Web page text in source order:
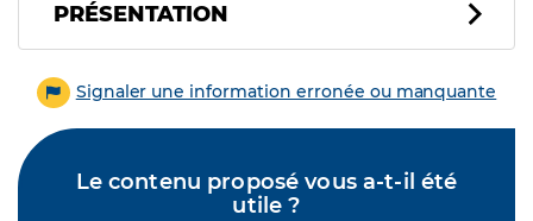
PRÉSENTATION
Signaler une information erronée ou manquante
Le contenu proposé vous a-t-il été
utile ?